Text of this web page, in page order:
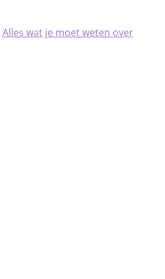
Alles wat je moet weten over